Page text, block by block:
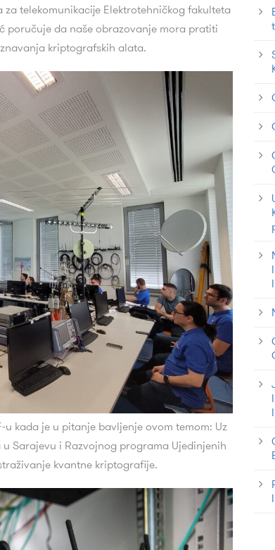
telekomunikacije Elektrotehničkog fakulteta
poručuje da naše obrazovanje mora pratiti
kriptografskih alata.
kada je u pitanje bavljenje ovom temom: Uz
Sarajevu i Razvojnog programa Ujedinjenih
kvantne kriptografije.